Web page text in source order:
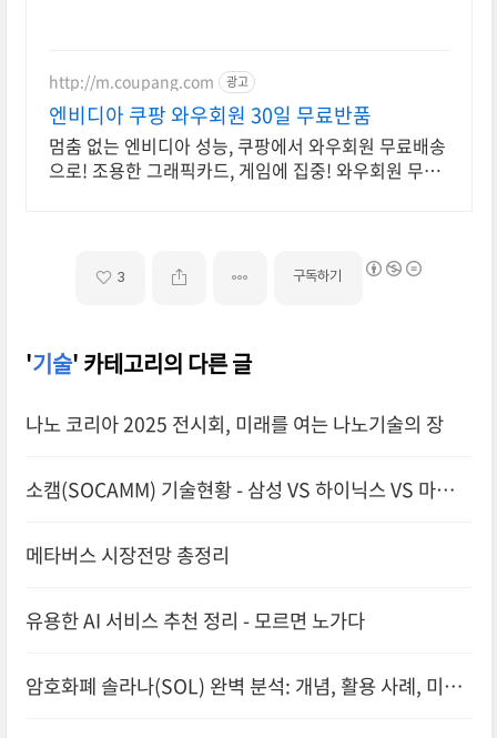
http://m.coupang.com 광고
엔비디아 쿠팡 와우회원 30일 무료반품
멈춤 없는 엔비디아 성능, 쿠팡에서 와우회원 무료배송
으로! 조용한 그래픽카드, 게임에 집중! 와우회원 무료
3 구독하기
'기술' 카테고리의 다른 글
나노 코리아 2025 전시회, 미래를 여는 나노기술의 장
소캠(SOCAMM) 기술현황 - 삼성 VS 하이닉스 VS 마이크
메타버스 시장전망 총정리
유용한 AI 서비스 추천 정리 - 모르면 노가다
암호화폐 솔라나(SOL) 완벽 분석: 개념, 활용 사례, 미래